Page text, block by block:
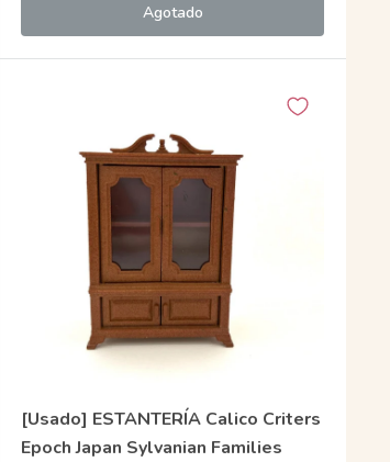
Agotado
[Usado] ESTANTERÍA Calico Criters
Epoch Japan Sylvanian Families